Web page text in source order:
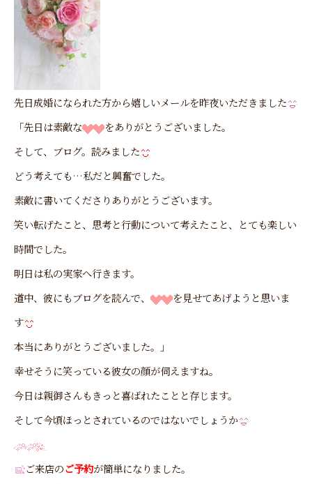
先日成婚になられた方から嬉しいメールを昨夜いただきました
「先日は素敵な
をありがとうございました。
そして、ブログ。読みました
どう考えても…私だと興奮でした。
素敵に書いてくださりありがとうございます。
笑い転げたこと、思考と行動について考えたこと、とても楽しい
時間でした。
明日は私の実家へ行きます。
道中、彼にもブログを読んで、
を見せてあげようと思いま
す
本当にありがとうございました。」
幸せそうに笑っている彼女の顔が伺えますね。
今日は親御さんもきっと喜ばれたことと存じます。
そして今頃ほっとされているのではないでしょうか
ご来店のご予約が簡単になりました。